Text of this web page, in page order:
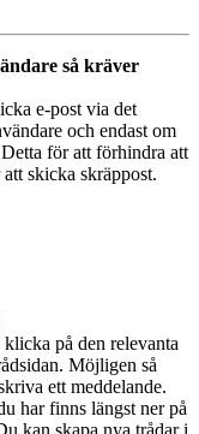
så kräver
e-post via det
och endast om
för att förhindra att
skicka skräppost.
på den relevanta
Möjligen så
ett meddelande.
har finns längst ner på
kan skapa nya trådar i